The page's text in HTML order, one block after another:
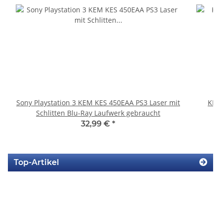
Sony Playstation 3 KEM KES 450EAA PS3 Laser mit
Schlitten Blu-Ray Laufwerk gebraucht
32,99 € *
Top-Artikel